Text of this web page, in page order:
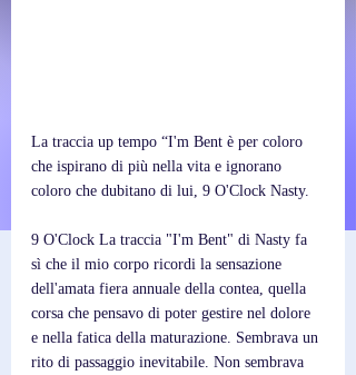
La traccia up tempo “I'm Bent è per coloro
che ispirano di più nella vita e ignorano
coloro che dubitano di lui, 9 O'Clock Nasty.
9 O'Clock La traccia "I'm Bent" di Nasty fa
sì che il mio corpo ricordi la sensazione
dell'amata fiera annuale della contea, quella
corsa che pensavo di poter gestire nel dolore
e nella fatica della maturazione. Sembrava un
rito di passaggio inevitabile. Non sembrava